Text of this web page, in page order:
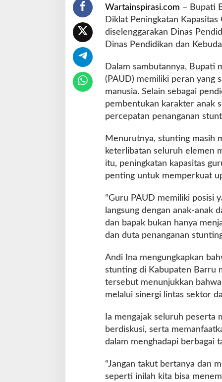
,
B
p
a
i
B
r
r
u
e
a
n
k
n
o
l
a
o
a
s
i
e
a
h
t
u
Wartainspirasi.com – Bupati
Diklat Peningkatan
diselenggarakan Dinas
Dinas Pendidikan dan
Dalam sambutannya, Bupati
(PAUD) memiliki peran yang
manusia. Selain sebagai
pembentukan karakter anak
percepatan penanganan
Menurutnya, stunting masih
keterlibatan seluruh elemen
itu, peningkatan kapasitas
penting untuk memperkuat
“Guru PAUD memiliki posisi
langsung dengan anak-anak
dan bapak bukan hanya
dan duta penanganan
Andi Ina mengungkapkan
stunting di Kabupaten Barru
tersebut menunjukkan
melalui sinergi lintas sektor
Ia mengajak seluruh peserta
berdiskusi, serta
dalam menghadapi berbagai
“Jangan takut bertanya dan
seperti inilah kita bisa